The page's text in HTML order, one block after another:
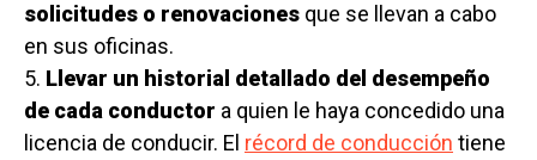
solicitudes o renovaciones que se llevan a cabo
en sus oficinas.
5. Llevar un historial detallado del desempeño
de cada conductor a quien le haya concedido una
licencia de conducir. El récord de conducción tiene